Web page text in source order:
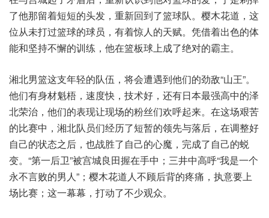
了他那留着短短的头发，重新回到了篮球队。樱木花道，这
位从未打过篮球的球员，有着惊人的天赋。凭借着出色的体
能和坚持不懈的训练，他在篮板球上成了绝对的霸主。
湘北男篮这支年轻的队伍，将会遭遇到他们的劲敌“山王”。
他们有身材魁梧，速度快，技术好，还有日本最强高中的泽
北荣治，他们的表现让现场的粉丝们欢呼起来。在这场艰苦
的比赛中，湘北队员们经历了短暂的领先与落后，在调整好
自己的状态之后，也战胜了自己的心魔，完成了自己的蜕
变。“第一后卫”被宫城良田握在手中；三井中高呼“我是一个
永不言败的男人”；樱木花道人不顾后背的疼痛，执意要上
场比赛；这一幕幕，打动了不少观众。